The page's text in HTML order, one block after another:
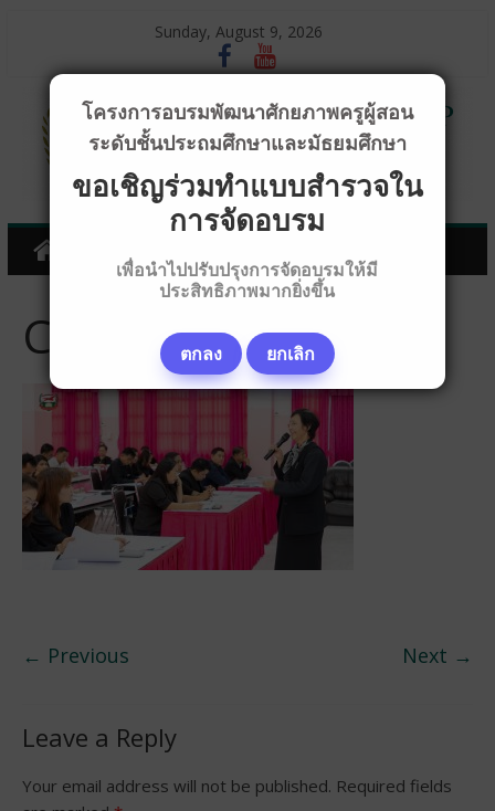
Sunday, August 9, 2026
CD_B0620
← Previous Next →
Leave a Reply
Your email address will not be published. Required fields
โครงการอบรมพัฒนาศักยภาพครูผู้สอน
ระดับชั้นประถมศึกษาและมัธยมศึกษา
ขอเชิญร่วมทำแบบสำรวจใน
การจัดอบรม
เพื่อนำไปปรับปรุงการจัดอบรมให้มี
ประสิทธิภาพมากยิ่งขึ้น
ตกลง ยกเลิก